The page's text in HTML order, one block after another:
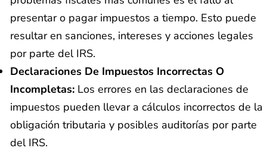
presentar o pagar impuestos a tiempo. Esto puede
resultar en sanciones, intereses y acciones legales
por parte del IRS.
Declaraciones De Impuestos Incorrectas O
Incompletas: Los errores en las declaraciones de
impuestos pueden llevar a cálculos incorrectos de la
obligación tributaria y posibles auditorías por parte
del IRS.